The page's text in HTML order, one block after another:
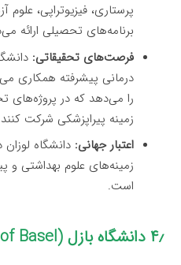
پرستاری، فیزیوتراپی،
برنامه‌های تحصیلی ارائه
فرصت‌های تحقیقاتی:
درمانی پیشرفته همکاری
را می‌دهد که در پروژه‌های
زمینه پیراپزشکی شرکت
اعتبار جهانی: دانشگاه
زمینه‌های علوم بهداشتی و
است.
۴٫ دانشگاه بازل (University of Basel)